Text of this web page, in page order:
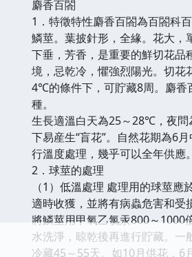
麝香百閤
1．特徵特性麝香百閤為百閤科
鱗莖。葉披針形，全緣。花大，
下垂，芳香，是重要的鮮切花品
境，忌乾冷，懼強烈陽光。切花
4℃的條件下，可貯藏8周。麝香
種。
生長適溫白天為25～28℃，夜問
下易産生“盲花”。自然花期為6
行溫度處理，幾乎可以全年供應。
2．球莖的處理
（1）低溫處理 處理用的球莖應
適時收獲，並將有病蟲危害和受
將鱗莖用甲氧乙氯汞800～1000
水洗淨，晾乾後再進行貯藏。
冷藏45～55天。如10月供花，6